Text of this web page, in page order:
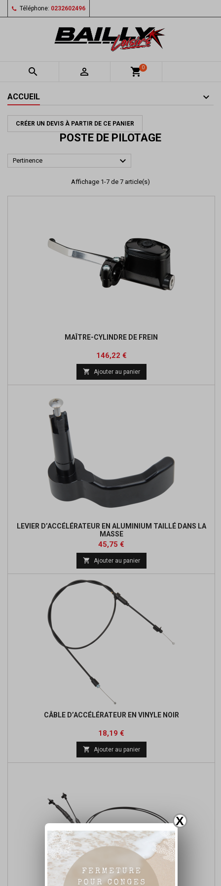
X
Téléphone: 0232602496
  shopping_cart0
ACCUEIL
CRÉER UN DEVIS À PARTIR DE CE PANIER
POSTE DE PILOTAGE
Pertinence 
Affichage 1-7 de 7 article(s)
MAÎTRE-CYLINDRE DE FREIN
Prix
146,22 €Prix
de
base
 Ajouter au panier
LEVIER D’ACCÉLÉRATEUR EN ALUMINIUM TAILLÉ DANS LA
MASSE
Prix
45,75 €
base
 Ajouter au panier
CÂBLE D’ACCÉLÉRATEUR EN VINYLE NOIR
Prix
18,19 €
base
 Ajouter au panier